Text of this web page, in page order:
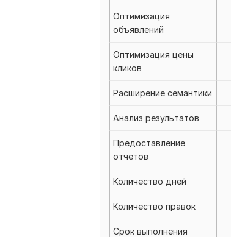
Оптимизация
объявлений
Оптимизация цены
кликов
Расширение семантики
Анализ результатов
Предоставление
отчетов
Количество дней
Количество правок
Срок выполнения